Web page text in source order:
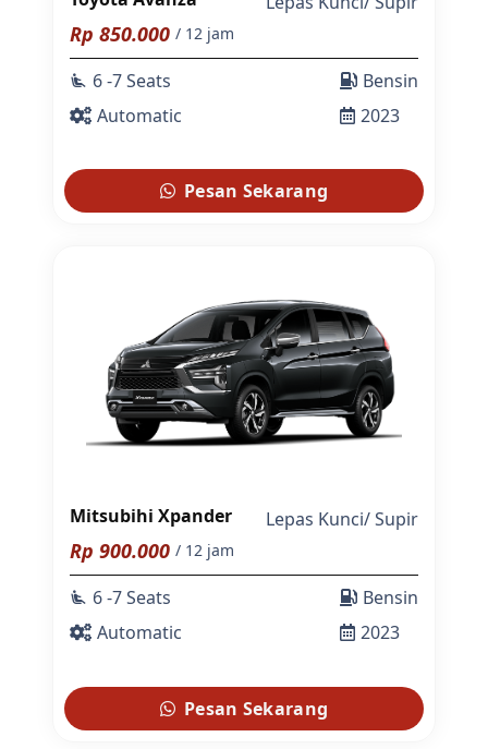
Rp 850.000 / 12 jam
airline_seat_recline_extra 6 -7 Seats
Automatic
Bensin
2023
Pesan Sekarang
Mitsubihi Xpander Lepas Kunci/Supir
Rp 900.000 / 12 jam
airline_seat_recline_extra 6 -7 Seats
Automatic
Bensin
2023
Pesan Sekarang